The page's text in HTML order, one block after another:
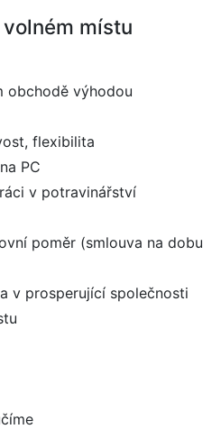
místu
obchodě výhodou
flexibilita
PC
v potravinářství
poměr (smlouva na dobu
v prosperující společnosti